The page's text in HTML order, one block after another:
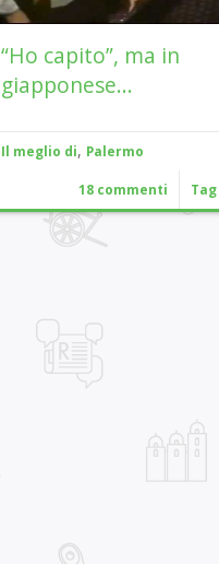
“Ho capito”, ma in
giapponese…
Il meglio di, Palermo
18 commenti Tag